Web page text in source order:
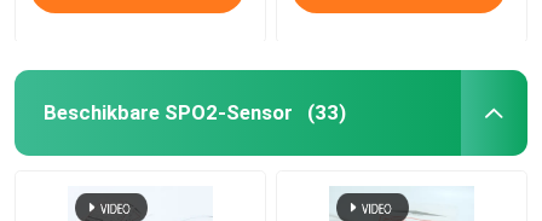
Beschikbare SPO2-Sensor (33)